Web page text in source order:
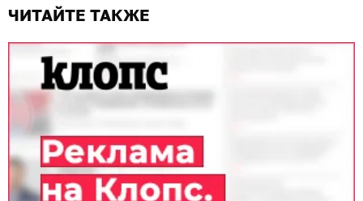
ЧИТАЙТЕ ТАКЖЕ